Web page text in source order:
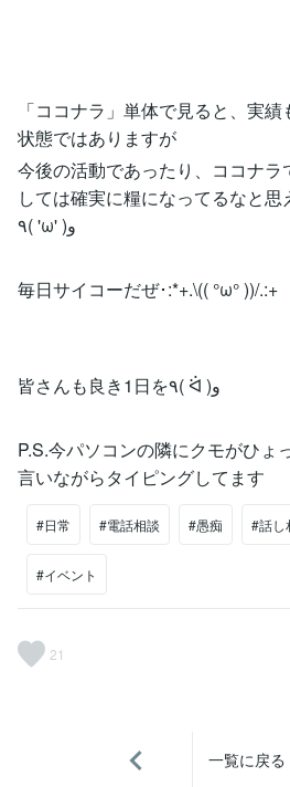
「ココナラ」単体で見ると、実
状態ではありますが
今後の活動であったり、ココナラ
しては確実に糧になってるなと
٩( 'ω' )و
毎日サイコーだぜ･:*+.\(( °ω° ))/.:+
皆さんも良き1日を٩( ᐛ )و
P.S.今パソコンの隣にクモがひょ
言いながらタイピングしてます
#日常 #電話相談 #愚痴 #話し
#イベント
21
一覧に戻る